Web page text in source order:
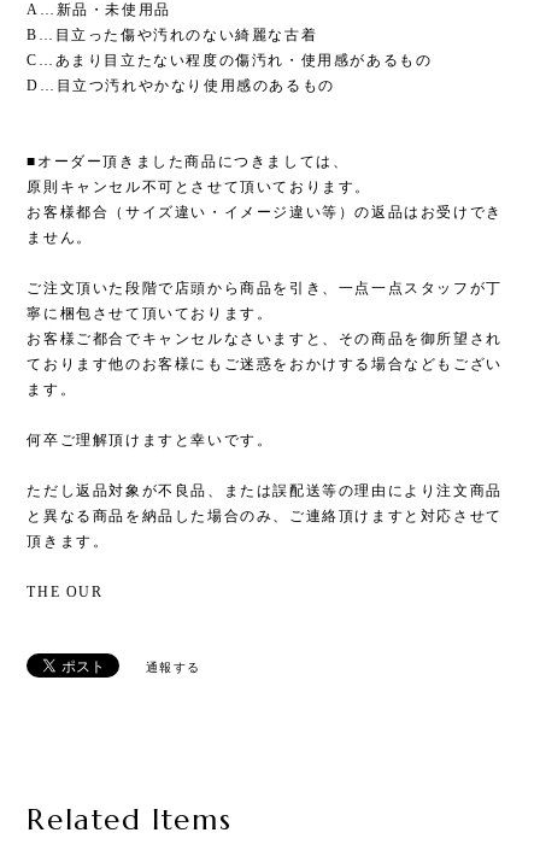
A…新品・未使用品
B…目立った傷や汚れのない綺麗な古着
C…あまり目立たない程度の傷汚れ・使用感があるもの
D…目立つ汚れやかなり使用感のあるもの
■オーダー頂きました商品につきましては、
原則キャンセル不可とさせて頂いております。
お客様都合（サイズ違い・イメージ違い等）の返品はお受けでき
ません。
ご注文頂いた段階で店頭から商品を引き、一点一点スタッフが丁
寧に梱包させて頂いております。
お客様ご都合でキャンセルなさいますと、その商品を御所望され
ております他のお客様にもご迷惑をおかけする場合などもござい
ます。
何卒ご理解頂けますと幸いです。
ただし返品対象が不良品、または誤配送等の理由により注文商品
と異なる商品を納品した場合のみ、ご連絡頂けますと対応させて
頂きます。
THE OUR
通報する
Related Items